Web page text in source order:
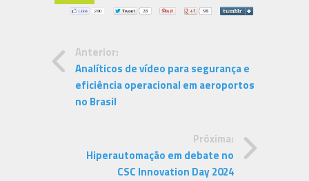
Anterior:
Analíticos de vídeo para segurança e
eficiência operacional em aeroportos
no Brasil
Próxima:
Hiperautomação em debate no
CSC Innovation Day 2024